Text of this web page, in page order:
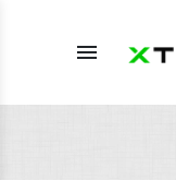
menu